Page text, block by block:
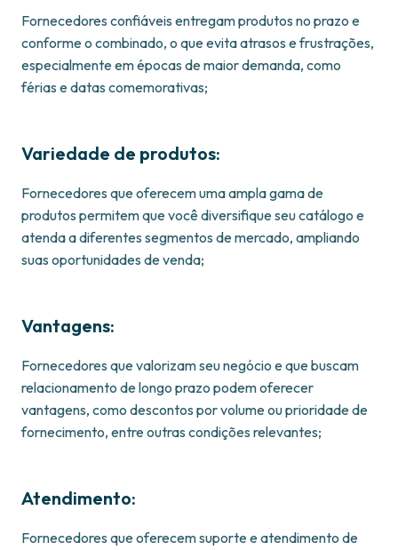
Fornecedores confiáveis entregam produtos no prazo e
conforme o combinado, o que evita atrasos e frustrações,
especialmente em épocas de maior demanda, como
férias e datas comemorativas;
Variedade de produtos:
Fornecedores que oferecem uma ampla gama de
produtos permitem que você diversifique seu catálogo e
atenda a diferentes segmentos de mercado, ampliando
suas oportunidades de venda;
Vantagens:
Fornecedores que valorizam seu negócio e que buscam
relacionamento de longo prazo podem oferecer
vantagens, como descontos por volume ou prioridade de
fornecimento, entre outras condições relevantes;
Atendimento:
Fornecedores que oferecem suporte e atendimento de